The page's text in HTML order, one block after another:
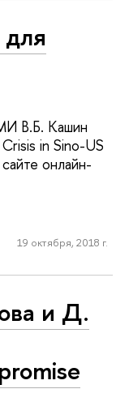
В.Б. Кашин
in Sino-US
онлайн-
19 октября, 2018 г.
и Д.